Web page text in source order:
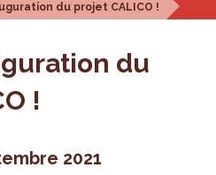
du projet CALICO !
du
!
2021